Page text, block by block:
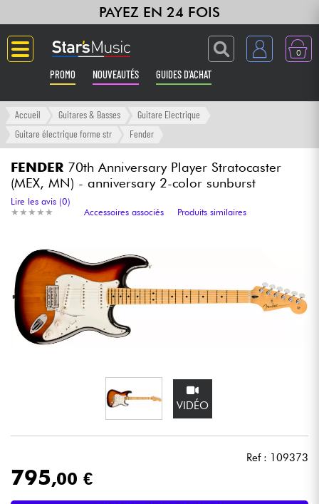
PAYEZ EN 24 FOIS
0
PROMO NOUVEAUTÉS GUIDES D'ACHAT
Langue
Amplis & Effets
Synthés & Sampleurs
Home Studio
Casques
Eclairage
Accueil Guitares & Basses
Guitare Electrique
Guitare électrique forme str
Fender
FENDER 70th Anniversary Player Stratocaster
(MEX, MN) - anniversary 2-color sunburst
★ ★ ★ ★ ★
★ ★ ★ ★ ★
Lire les avis (0)
Accessoires associés
Produits similaires
VIDÉO
Ref : 109373
795,00 €